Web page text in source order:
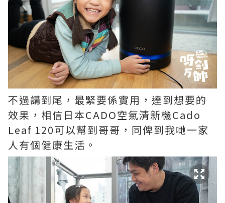
不過講到尾，最緊要係實用，達到想要的
效果，相信日本CADO空氣清新機Cado
Leaf 120可以幫到哥哥，同俾到我哋一家
人有個健康生活。